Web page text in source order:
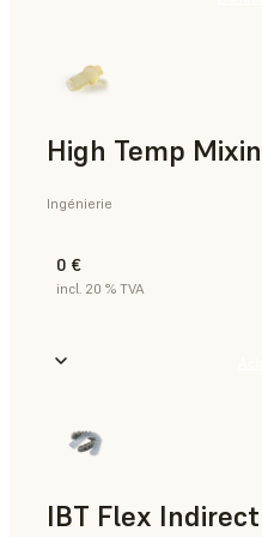
High Temp
Ingénierie
0 €
incl. 20 % TVA
IBT Flex